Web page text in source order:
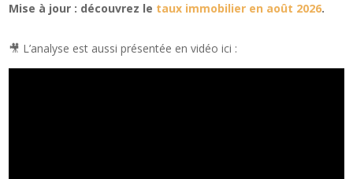
Mise à jour : découvrez le taux immobilier en août 2026.
🎥 L’analyse est aussi présentée en vidéo ici :